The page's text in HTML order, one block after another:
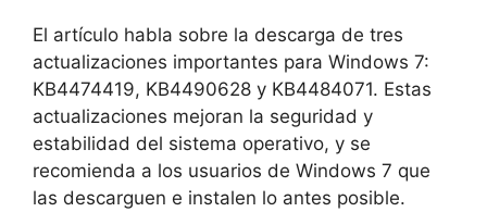
El artículo habla sobre la descarga de tres
actualizaciones importantes para Windows 7:
KB4474419, KB4490628 y KB4484071. Estas
actualizaciones mejoran la seguridad y
estabilidad del sistema operativo, y se
recomienda a los usuarios de Windows 7 que
las descarguen e instalen lo antes posible.